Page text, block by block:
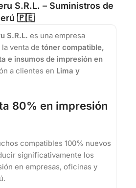
S.R.L. – Suministros de
🇵🇪
S.R.L. es una empresa
venta de tóner compatible,
e insumos de impresión en
a clientes en Lima y
80% en impresión
compatibles 100% nuevos
significativamente los
en empresas, oficinas y